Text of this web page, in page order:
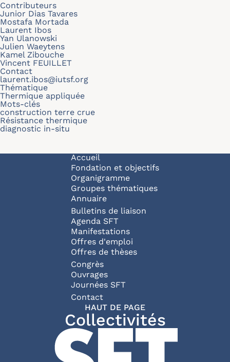
Contributeurs
Junior Dias Tavares
Mostafa Mortada
Laurent Ibos
Yan Ulanowski
Julien Waeytens
Kamel Zibouche
Vincent FEUILLET
Contact
laurent.ibos@iutsf.org
Thématique
Thermique appliquée
Mots-clés
construction terre crue
Résistance thermique
diagnostic in-situ
Navigation principale
Accueil
Fondation et objectifs
Organigramme
Groupes thématiques
Annuaire
Bulletins de liaison
Agenda SFT
Manifestations
Offres d'emploi
Offres de thèses
Congrès
Ouvrages
Journées SFT
Pied de page
Contact
HAUT DE PAGE
Collectivités